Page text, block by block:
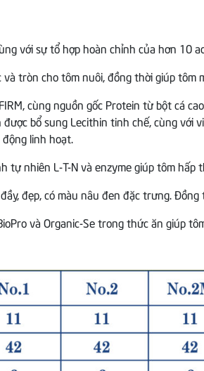
với sự tổ hợp hoàn chỉnh của hơn 10
tròn cho tôm nuôi, đồng thời giúp
cùng nguồn gốc Protein từ bột cá
bổ sung Lecithin tinh chế, cùng với
linh hoạt.
tự nhiên L-T-N và enzyme giúp tôm
đẹp, có màu nâu đen đặc trưng.
và Organic-Se trong thức ăn giúp